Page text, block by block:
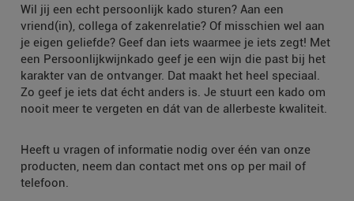
Wil jij een echt persoonlijk kado sturen? Aan een
vriend(in), collega of zakenrelatie? Of misschien wel aan
je eigen geliefde? Geef dan iets waarmee je iets zegt! Met
een Persoonlijkwijnkado geef je een wijn die past bij het
karakter van de ontvanger. Dat maakt het heel speciaal.
Zo geef je iets dat écht anders is. Je stuurt een kado om
nooit meer te vergeten en dát van de allerbeste kwaliteit.
Heeft u vragen of informatie nodig over één van onze
producten, neem dan contact met ons op per mail of
telefoon.